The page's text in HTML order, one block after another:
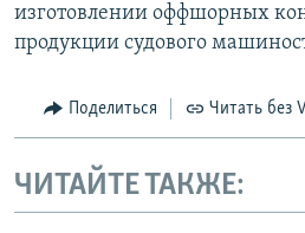
изготовлении оффшорных
продукции судового
Поделиться Читать без
ЧИТАЙТЕ ТАКЖЕ: